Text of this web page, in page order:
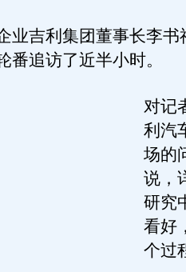
吉利集团董事长李书
番追访了近半小时。
对记
利汽
场的
说，
研究
看好
个过